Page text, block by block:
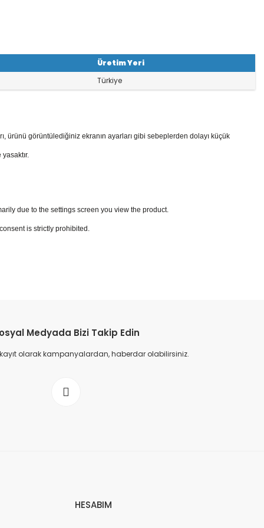
Üretim Yeri
Türkiye
ürünü görüntülediğiniz ekranın ayarları gibi sebeplerden dolayı küçük
due to the settings screen you view the product.
is strictly prohibited.
Medyada Bizi Takip Edin
olarak kampanyalardan, haberdar olabilirsiniz.
HESABIM